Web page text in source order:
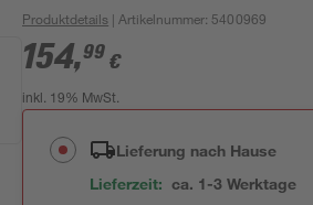
Produktdetails | Artikelnummer: 5400969
154,99 €
inkl. 19% MwSt.
Lieferung nach Hause
Lieferzeit: ca. 1-3 Werktage